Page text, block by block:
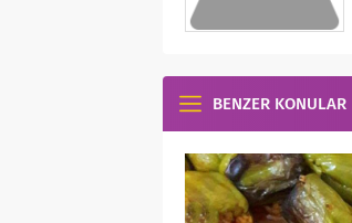
BENZER KONULAR